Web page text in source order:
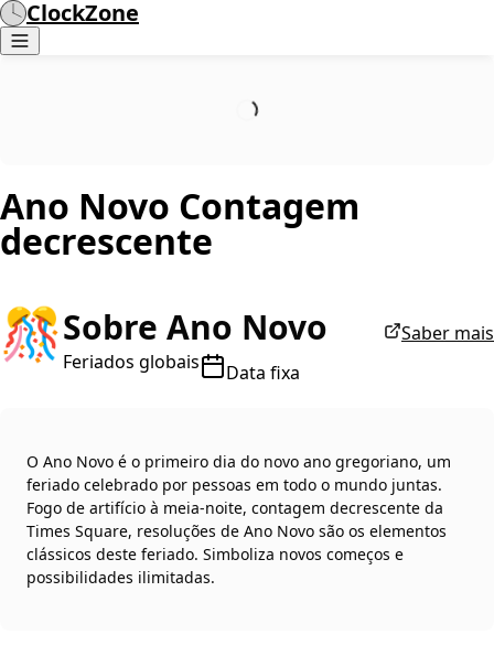
ClockZone
Ano Novo Contagem
decrescente
🎊Sobre Ano Novo
Feriados globais Data fixa
Saber mais
O Ano Novo é o primeiro dia do novo ano gregoriano, um
feriado celebrado por pessoas em todo o mundo juntas.
Fogo de artifício à meia-noite, contagem decrescente da
Times Square, resoluções de Ano Novo são os elementos
clássicos deste feriado. Simboliza novos começos e
possibilidades ilimitadas.